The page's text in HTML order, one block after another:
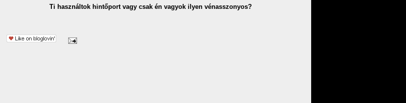
Ti használtok hintőport vagy csak én vagyok ilyen vénasszonyos?